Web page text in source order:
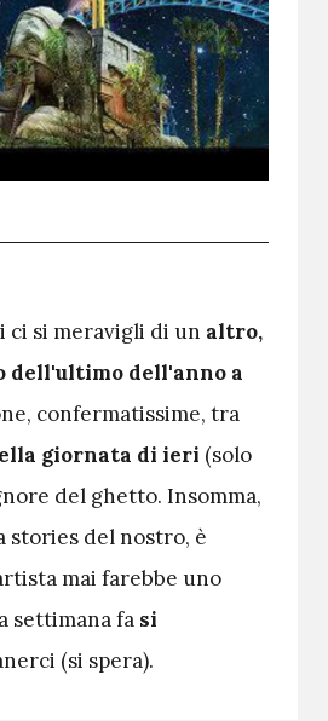
ci si meravigli di un altro,
dell'ultimo dell'anno a
confermatissime, tra
giornata di ieri (solo
del ghetto. Insomma,
stories del nostro, è
mai farebbe uno
settimana fa si
(si spera).